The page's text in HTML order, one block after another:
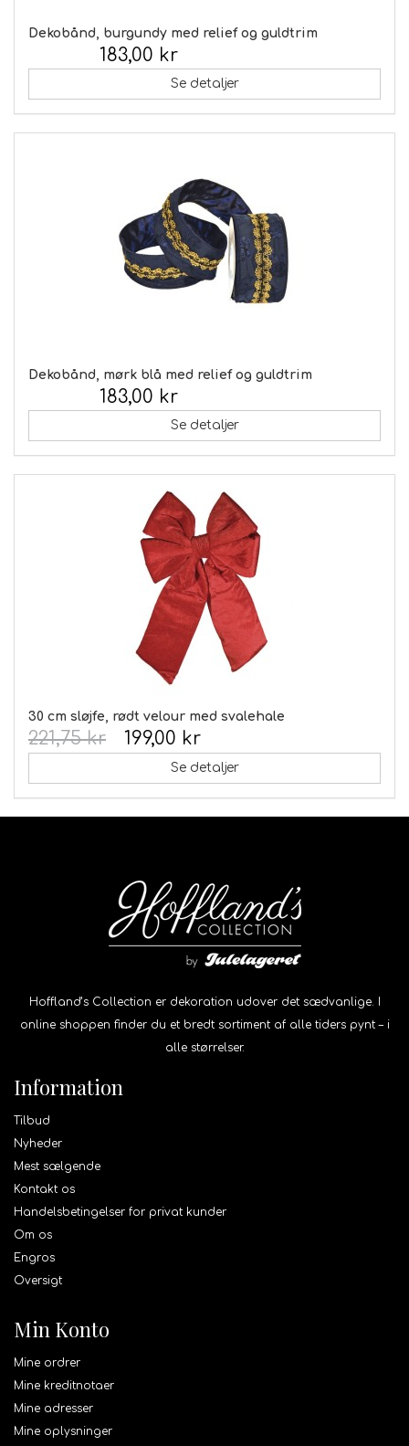
Dekobånd, burgundy med relief og guldtrim
183,00 kr
Se detaljer
Dekobånd, mørk blå med relief og guldtrim
183,00 kr
Se detaljer
30 cm sløjfe, rødt velour med svalehale
199,00 kr
221,75 kr
Se detaljer
Hoffland’s Collection er dekoration udover det sædvanlige. I
online shoppen finder du et bredt sortiment af alle tiders pynt – i
alle størrelser.
Information
Tilbud
Nyheder
Mest sælgende
Kontakt os
Handelsbetingelser for privat kunder
Om os
Engros
Oversigt
Min Konto
Mine ordrer
Mine kreditnotaer
Mine adresser
Mine oplysninger